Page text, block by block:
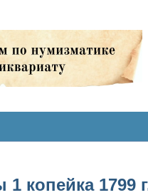
копейка 1799